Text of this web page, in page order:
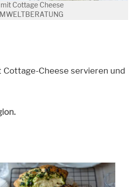
mit Cottage Cheese
Cottage-Cheese servieren und